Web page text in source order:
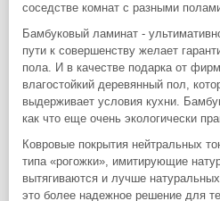
соседстве комнат с разными
Бамбуковый ламинат -
пути к совершенству желает
пола. И в качестве подарка от
влагостойкий деревянный пол,
выдерживает условия кухни.
как что еще очень экологически
Ковровые покрытия нейтральных
типа «рогожки», имитирующие
вытягиваются и лучше
это более надежное решение для